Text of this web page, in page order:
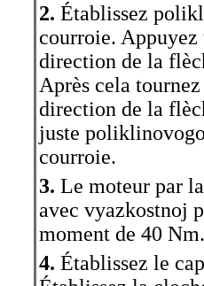
2. Établissez
courroie.
direction de la
Après cela
direction de la
juste
courroie.
3. Le moteur par
avec vyazkostnoj
moment de 40 Nm.
4. Établissez le